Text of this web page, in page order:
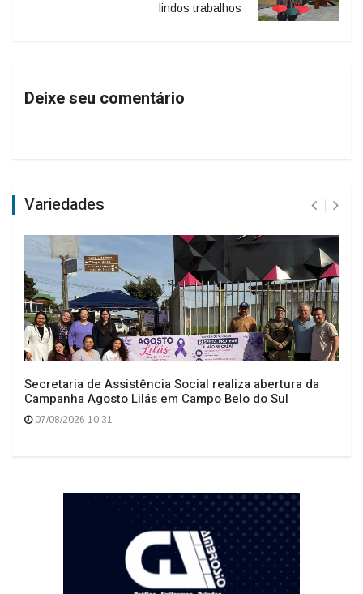
lindos trabalhos
Deixe seu comentário
Variedades
Secretaria de Assistência Social realiza abertura da
Campanha Agosto Lilás em Campo Belo do Sul
07/08/2026 10:31